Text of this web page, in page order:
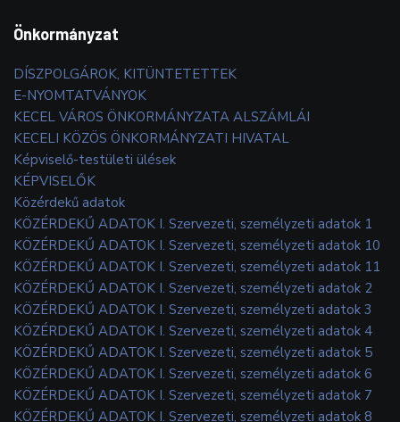
Önkormányzat
DÍSZPOLGÁROK, KITÜNTETETTEK
E-NYOMTATVÁNYOK
KECEL VÁROS ÖNKORMÁNYZATA ALSZÁMLÁI
KECELI KÖZÖS ÖNKORMÁNYZATI HIVATAL
Képviselő-testületi ülések
KÉPVISELŐK
Közérdekű adatok
KÖZÉRDEKŰ ADATOK I. Szervezeti, személyzeti adatok 1
KÖZÉRDEKŰ ADATOK I. Szervezeti, személyzeti adatok 10
KÖZÉRDEKŰ ADATOK I. Szervezeti, személyzeti adatok 11
KÖZÉRDEKŰ ADATOK I. Szervezeti, személyzeti adatok 2
KÖZÉRDEKŰ ADATOK I. Szervezeti, személyzeti adatok 3
KÖZÉRDEKŰ ADATOK I. Szervezeti, személyzeti adatok 4
KÖZÉRDEKŰ ADATOK I. Szervezeti, személyzeti adatok 5
KÖZÉRDEKŰ ADATOK I. Szervezeti, személyzeti adatok 6
KÖZÉRDEKŰ ADATOK I. Szervezeti, személyzeti adatok 7
KÖZÉRDEKŰ ADATOK I. Szervezeti, személyzeti adatok 8